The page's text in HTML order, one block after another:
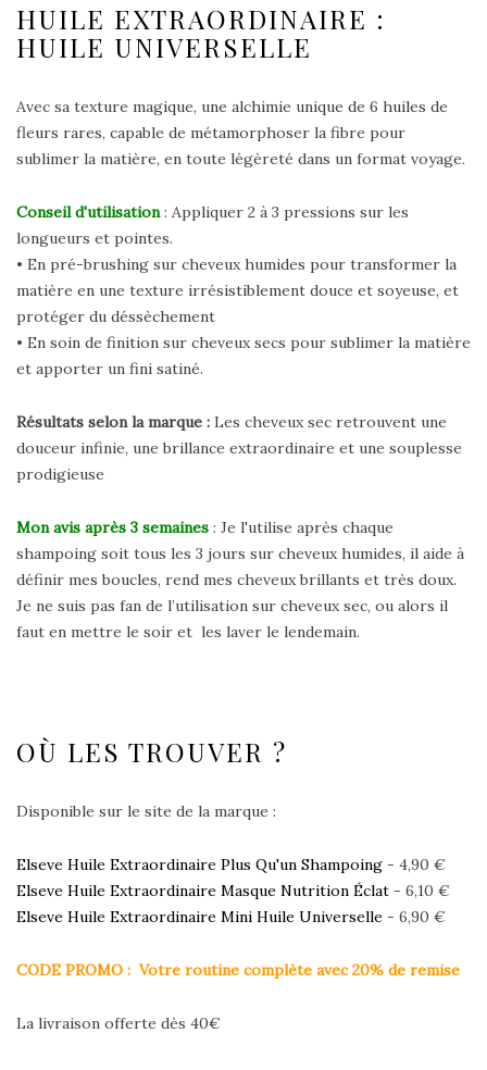
HUILE EXTRAORDINAIRE :
HUILE UNIVERSELLE
Avec sa texture magique, une alchimie unique de 6 huiles de
fleurs rares, capable de métamorphoser la fibre pour
sublimer la matière, en toute légèreté dans un format voyage.
Conseil d'utilisation: Appliquer 2 à 3 pressions sur les
longueurs et pointes.
• En pré-brushing sur cheveux humides pour transformer la
matière en une texture irrésistiblement douce et soyeuse, et
protéger du déssèchement
• En soin de finition sur cheveux secs pour sublimer la matière
et apporter un fini satiné.
Résultats selon la marque : Les cheveux sec retrouvent une
douceur infinie, une brillance extraordinaire et une souplesse
prodigieuse
Mon avis après 3 semaines : Je l'utilise après chaque
shampoing soit tous les 3 jours sur cheveux humides, il aide à
définir mes boucles, rend mes cheveux brillants et très doux.
Je ne suis pas fan de l’utilisation sur cheveux sec, ou alors il
faut en mettre le soir et les laver le lendemain.
OÙ LES TROUVER ?
Disponible sur le site de la marque :
Elseve Huile Extraordinaire Plus Qu'un Shampoing - 4,90 €
Elseve Huile Extraordinaire Masque Nutrition Éclat - 6,10 €
Elseve Huile Extraordinaire Mini Huile Universelle - 6,90 €
CODE PROMO : Votre routine complète avec 20% de remise
La livraison offerte dès 40€